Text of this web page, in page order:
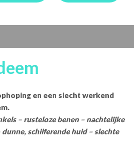
en een slecht werkend
– rusteloze benen – nachtelijke
schilferende huid – slechte